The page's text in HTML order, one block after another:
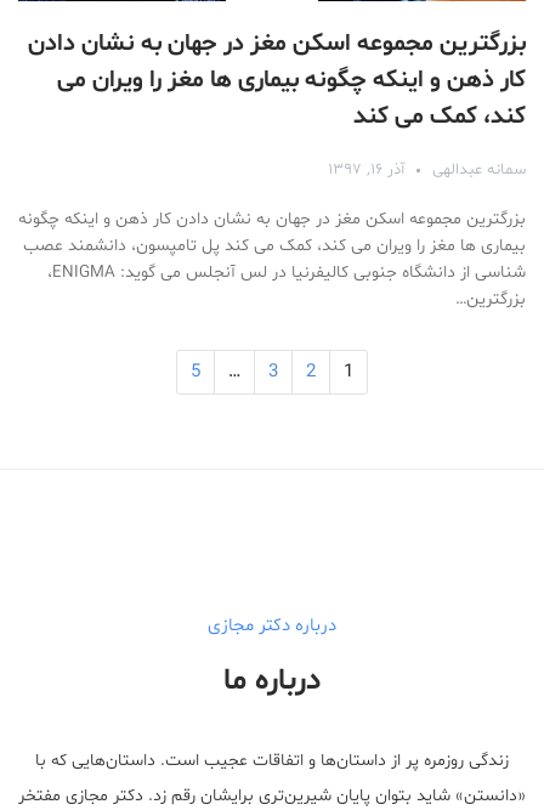
بزرگترین مجموعه اسکن مغز در جهان به نشان دادن
کار ذهن و اینکه چگونه بیماری ها مغز را ویران می
کند، کمک می کند
سمانه عبدالهی آذر ۱۶, ۱۳۹۷
بزرگترین مجموعه اسکن مغز در جهان به نشان دادن کار ذهن و اینکه چگونه
بیماری ها مغز را ویران می کند، کمک می کند پل تامپسون، دانشمند عصب
شناسی از دانشگاه جنوبی کالیفرنیا در لس آنجلس می گوید: ENIGMA،
بزرگترین…
1
2
3
…
5
درباره دکتر مجازی
درباره ما
زندگی روزمره پر از داستان‌ها و اتفاقات عجیب است. داستان‌هایی که با
«دانستن» شاید بتوان پایان شیرین‌تری برایشان رقم زد. دکتر مجازی مفتخر